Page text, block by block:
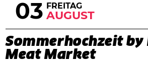
03 FREITAG
AUGUST
Sommerhochzeit by
Meat Market